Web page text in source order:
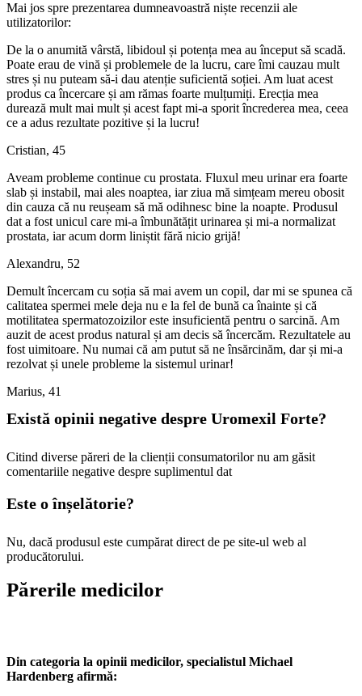
Mai jos spre prezentarea dumneavoastră niște recenzii ale
utilizatorilor:
De la o anumită vârstă, libidoul și potența mea au început să scadă.
Poate erau de vină și problemele de la lucru, care îmi cauzau mult
stres și nu puteam să-i dau atenție suficientă soției. Am luat acest
produs ca încercare și am rămas foarte mulțumiți. Erecția mea
durează mult mai mult și acest fapt mi-a sporit încrederea mea, ceea
ce a adus rezultate pozitive și la lucru!
Cristian, 45
Aveam probleme continue cu prostata. Fluxul meu urinar era foarte
slab și instabil, mai ales noaptea, iar ziua mă simțeam mereu obosit
din cauza că nu reușeam să mă odihnesc bine la noapte. Produsul
dat a fost unicul care mi-a îmbunătățit urinarea și mi-a normalizat
prostata, iar acum dorm liniștit fără nicio grijă!
Alexandru, 52
Demult încercam cu soția să mai avem un copil, dar mi se spunea că
calitatea spermei mele deja nu e la fel de bună ca înainte și că
motilitatea spermatozoizilor este insuficientă pentru o sarcină. Am
auzit de acest produs natural și am decis să încercăm. Rezultatele au
fost uimitoare. Nu numai că am putut să ne însărcinăm, dar și mi-a
rezolvat și unele probleme la sistemul urinar!
Marius, 41
Există opinii negative despre Uromexil Forte?
Citind diverse păreri de la clienții consumatorilor nu am găsit
comentariile negative despre suplimentul dat
Este o înșelătorie?
Nu, dacă produsul este cumpărat direct de pe site-ul web al
producătorului.
Părerile medicilor
Din categoria la opinii medicilor, specialistul Michael
Hardenberg afirmă: